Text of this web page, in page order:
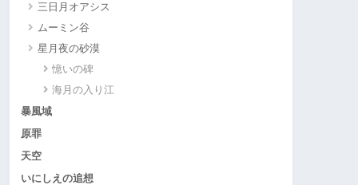
三日月オアシス
ムーミン谷
星月夜の砂漠
憶いの碑
海月の入り江
暴風域
原罪
天空
いにしえの追想